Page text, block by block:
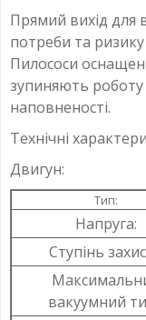
Прямий вихід для
потреби та
Пилососи
зупиняють роботу
наповненості.
Технічні
Двигун:
Тип:
Напруга:
Ступінь
вакуумний